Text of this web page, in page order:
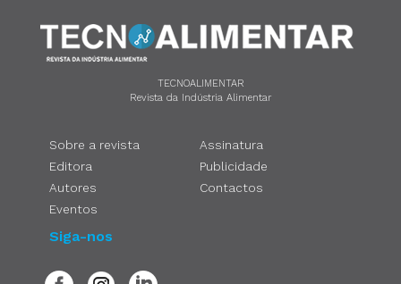
TECNOALIMENTAR
Revista da Indústria Alimentar
Sobre a revista
Editora
Autores
Eventos
Assinatura
Publicidade
Contactos
Siga-nos